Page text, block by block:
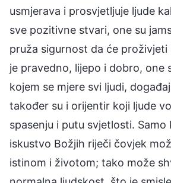
usmjerava i prosvjetljuje ljude
sve pozitivne stvari, one su
pruža sigurnost da će
je pravedno, lijepo i dobro, one
kojem se mjere svi ljudi,
također su i orijentir koji ljude
spasenju i putu svjetlosti.
iskustvo Božjih riječi čovjek
istinom i životom; tako može